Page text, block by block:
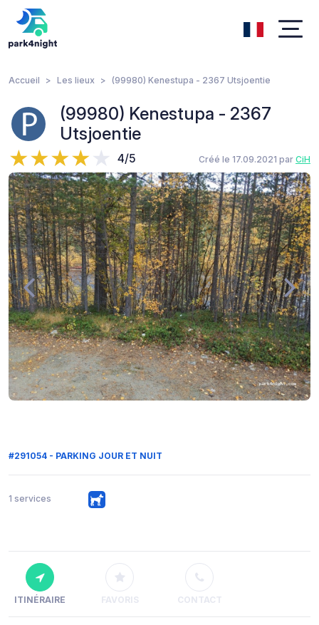
Accueil Les lieux (99980) Kenestupa - 2367 Utsjoentie
(99980) Kenestupa - 2367
Utsjoentie
4/5 Créé le 17.09.2021 par CiH
#291054 - PARKING JOUR ET NUIT
1 services
ITINÉRAIRE FAVORIS CONTACT